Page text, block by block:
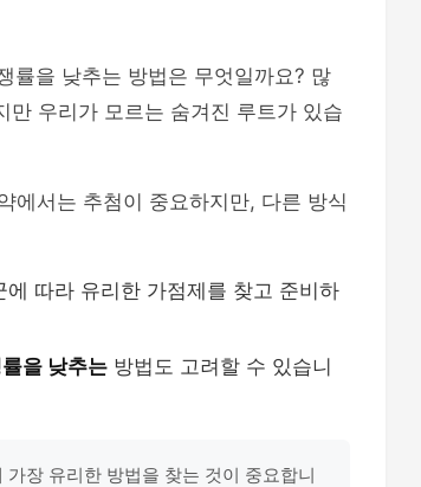
률을 낮추는 방법은 무엇일까요? 많
우리가 모르는 숨겨진 루트가 있습
에서는 추첨이 중요하지만, 다른 방식
따라 유리한 가점제를 찾고 준비하
을 낮추는 방법도 고려할 수 있습니
장 유리한 방법을 찾는 것이 중요합니